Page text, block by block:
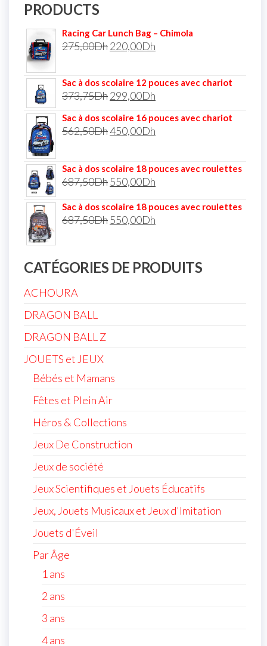
PRODUCTS
Racing Car Lunch Bag – Chimola
275,00Dh220,00Dh
Sac à dos scolaire 12 pouces avec chariot
373,75Dh299,00Dh
Sac à dos scolaire 16 pouces avec chariot
562,50Dh450,00Dh
Sac à dos scolaire 18 pouces avec roulettes
687,50Dh550,00Dh
Sac à dos scolaire 18 pouces avec roulettes
687,50Dh550,00Dh
CATÉGORIES DE PRODUITS
ACHOURA
DRAGON BALL
DRAGON BALL Z
JOUETS et JEUX
Bébés et Mamans
Fêtes et Plein Air
Héros & Collections
Jeux De Construction
Jeux de société
Jeux Scientifiques et Jouets Éducatifs
Jeux, Jouets Musicaux et Jeux d'Imitation
Jouets d'Éveil
Par Âge
1 ans
2 ans
3 ans
4 ans